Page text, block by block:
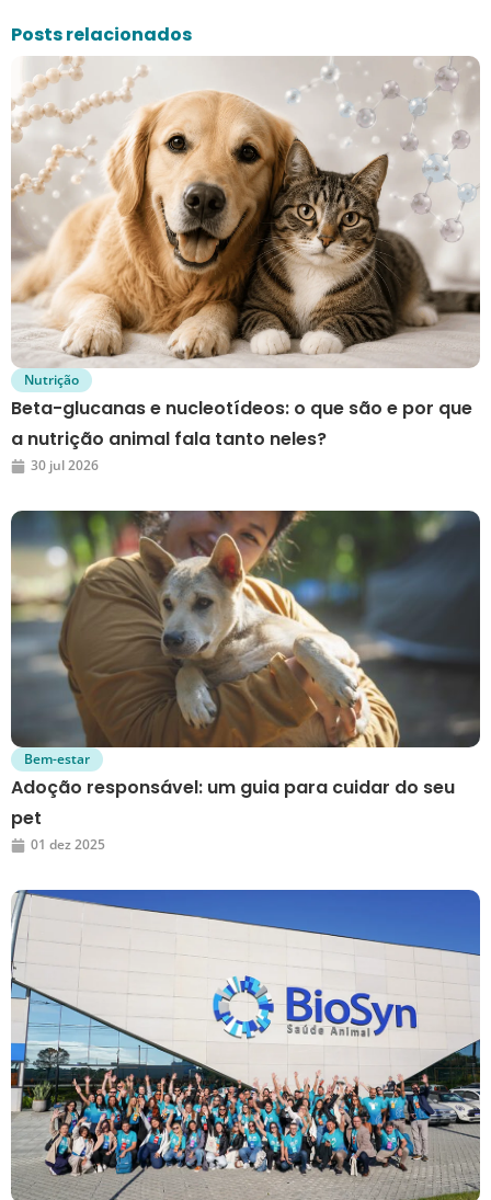
Posts relacionados
Nutrição
Beta-glucanas e nucleotídeos: o que são e por que
a nutrição animal fala tanto neles?
30 jul 2026
Bem-estar
Adoção responsável: um guia para cuidar do seu
pet
01 dez 2025